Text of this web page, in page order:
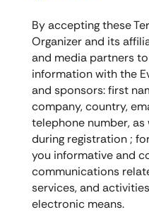
By accepting these
Organizer and its
and media partners
information with the
and sponsors: first
company, country,
telephone number,
during registration ;
you informative and
communications
services, and
electronic means.